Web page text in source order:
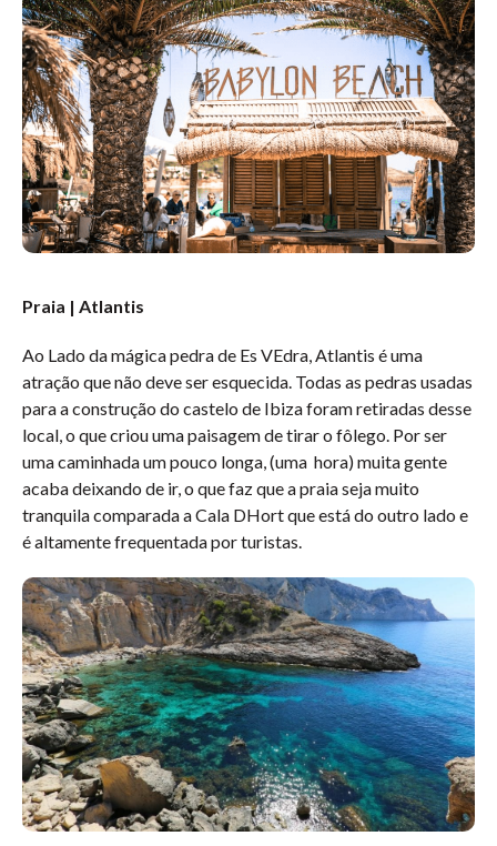
Praia | Atlantis
Ao Lado da mágica pedra de Es VEdra, Atlantis é uma
atração que não deve ser esquecida. Todas as pedras usadas
para a construção do castelo de Ibiza foram retiradas desse
local, o que criou uma paisagem de tirar o fôlego. Por ser
uma caminhada um pouco longa, (uma hora) muita gente
acaba deixando de ir, o que faz que a praia seja muito
tranquila comparada a Cala DHort que está do outro lado e
é altamente frequentada por turistas.